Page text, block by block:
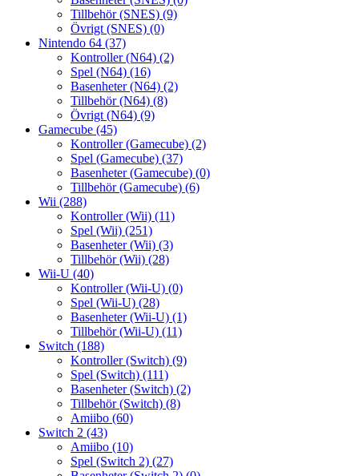
Tillbehör (SNES) (9)
Övrigt (SNES) (0)
Nintendo 64 (37)
Kontroller (N64) (2)
Spel (N64) (16)
Basenheter (N64) (2)
Tillbehör (N64) (8)
Övrigt (N64) (9)
Gamecube (45)
Kontroller (Gamecube) (2)
Spel (Gamecube) (37)
Basenheter (Gamecube) (0)
Tillbehör (Gamecube) (6)
Wii (288)
Kontroller (Wii) (11)
Spel (Wii) (251)
Basenheter (Wii) (3)
Tillbehör (Wii) (28)
Wii-U (40)
Kontroller (Wii-U) (0)
Spel (Wii-U) (28)
Basenheter (Wii-U) (1)
Tillbehör (Wii-U) (11)
Switch (188)
Kontroller (Switch) (9)
Spel (Switch) (111)
Basenheter (Switch) (2)
Tillbehör (Switch) (8)
Amiibo (60)
Switch 2 (43)
Amiibo (10)
Spel (Switch 2) (27)